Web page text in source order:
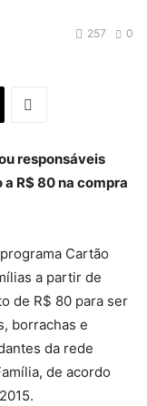
0
257
responsáveis
R$ 80 na compra
Cartão
a partir de
de R$ 80 para ser
borrachas e
da rede
de acordo